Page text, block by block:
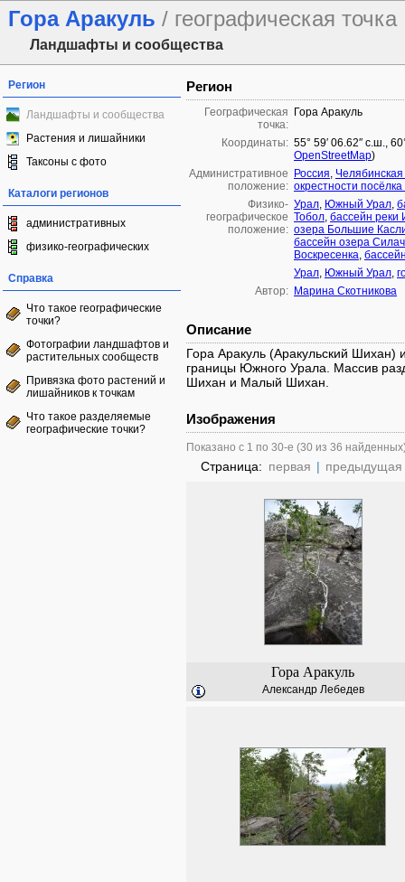
Гора Аракуль / географическая точка
Ландшафты и сообщества
Регион
Ландшафты и сообщества
Растения и лишайники
Таксоны с фото
Каталоги регионов
административных
физико-географических
Справка
Что такое географические
точки?
Фотографии ландшафтов и
растительных сообществ
Привязка фото растений и
лишайников к точкам
Что такое разделяемые
географические точки?
Регион
Географическая
точка:
Гора Аракуль
Координаты: 55° 59′ 06.62″ с.ш.,
OpenStreetMap)
Административное
положение:
Россия, Челябинская
окрестности
Физико-
географическое
положение:
Урал, Южный Урал,
Тобол, бассейн реки
озера Большие
бассейн озера Силач
Воскресенка,
Урал, Южный Урал,
Автор: Марина Скотникова
Описание
Гора Аракуль (Аракульский Шихан)
границы Южного Урала. Массив
Шихан и Малый Шихан.
Изображения
Показано с 1 по 30-е (30 из 36
Страница: первая | предыдущая
Гора Аракуль
Александр Лебедев